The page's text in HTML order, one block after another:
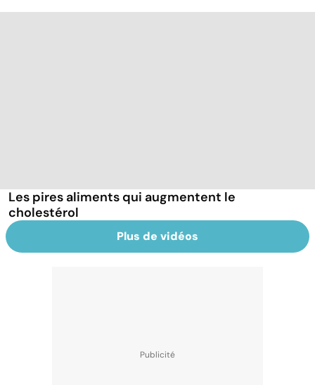
Les pires aliments qui augmentent le
cholestérol
Plus de vidéos